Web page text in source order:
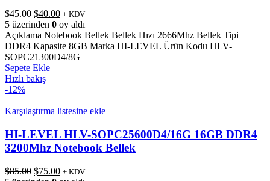
$45.00 Orijinal
fiyat:
$45.00.
$40.00Şu
andaki
fiyat:
$40.00.
+ KDV
5 üzerinden 0 oy aldı
Açıklama Notebook Bellek Bellek Hızı 2666Mhz Bellek Tipi
DDR4 Kapasite 8GB Marka HI-LEVEL Ürün Kodu HLV-
SOPC21300D4/8G
Sepete Ekle
Hızlı bakış
-12%
Karşılaştırma listesine ekle
HI-LEVEL HLV-SOPC25600D4/16G 16GB DDR4
3200Mhz Notebook Bellek
$85.00 Orijinal
$75.00Şu
+ KDV